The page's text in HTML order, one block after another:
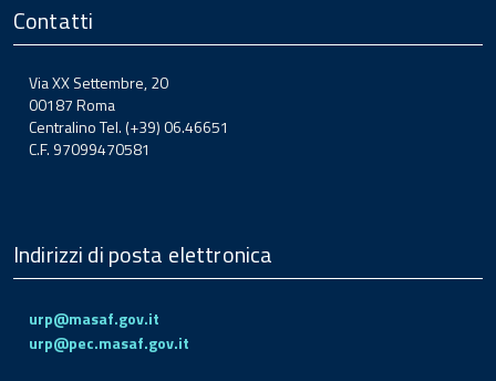
Contatti
Via XX Settembre, 20
00187 Roma
Centralino Tel. (+39) 06.46651
C.F. 97099470581
Indirizzi di posta elettronica
urp@masaf.gov.it
urp@pec.masaf.gov.it